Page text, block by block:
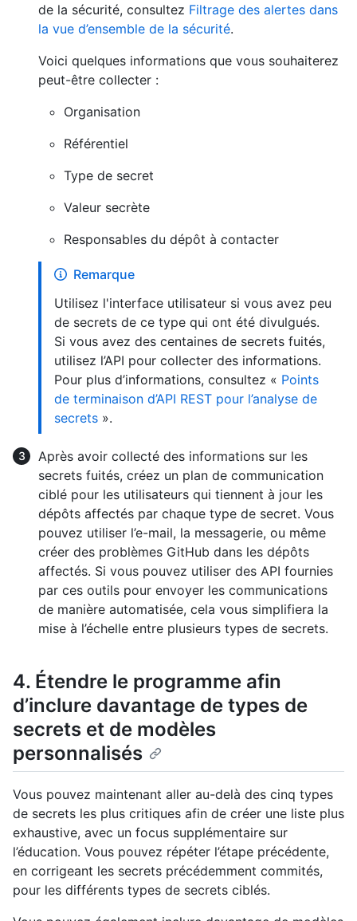
de la sécurité, consultez Filtrage des alertes dans
la vue d’ensemble de la sécurité.
Voici quelques informations que vous souhaiterez
peut-être collecter :
Organisation
Référentiel
Type de secret
Valeur secrète
Responsables du dépôt à contacter
Remarque
Utilisez l'interface utilisateur si vous avez peu
de secrets de ce type qui ont été divulgués.
Si vous avez des centaines de secrets fuités,
utilisez l’API pour collecter des informations.
Pour plus d’informations, consultez « Points
de terminaison d’API REST pour l’analyse de
secrets ».
Après avoir collecté des informations sur les
secrets fuités, créez un plan de communication
ciblé pour les utilisateurs qui tiennent à jour les
dépôts affectés par chaque type de secret. Vous
pouvez utiliser l’e-mail, la messagerie, ou même
créer des problèmes GitHub dans les dépôts
affectés. Si vous pouvez utiliser des API fournies
par ces outils pour envoyer les communications
de manière automatisée, cela vous simplifiera la
mise à l’échelle entre plusieurs types de secrets.
4. Étendre le programme afin
d’inclure davantage de types de
secrets et de modèles
personnalisés
Vous pouvez maintenant aller au-delà des cinq types
de secrets les plus critiques afin de créer une liste plus
exhaustive, avec un focus supplémentaire sur
l’éducation. Vous pouvez répéter l’étape précédente,
en corrigeant les secrets précédemment commités,
pour les différents types de secrets ciblés.